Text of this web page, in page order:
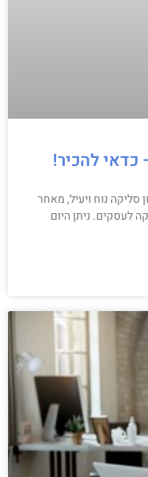
כדאי להכיר!
סליקה נוח ויעיל, מאחר
לעסקים. ניתן היום